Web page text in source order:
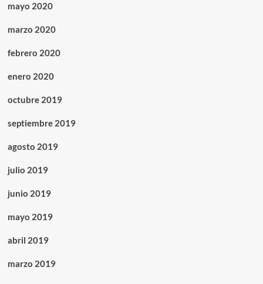
mayo 2020
marzo 2020
febrero 2020
enero 2020
octubre 2019
septiembre 2019
agosto 2019
julio 2019
junio 2019
mayo 2019
abril 2019
marzo 2019